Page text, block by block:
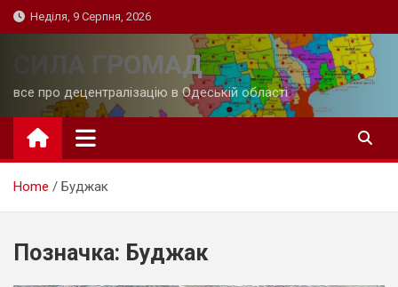
Skip
to
Неділя, 9 Серпня, 2026
СИЛА ГРОМАД
все про децентралізацію в Одеській області
Home Буджак
Позначка: Буджак